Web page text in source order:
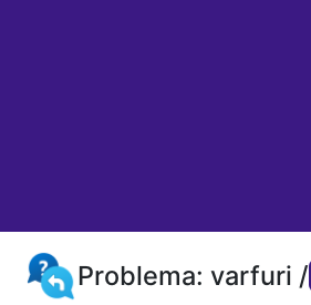
Problema: varfuri /